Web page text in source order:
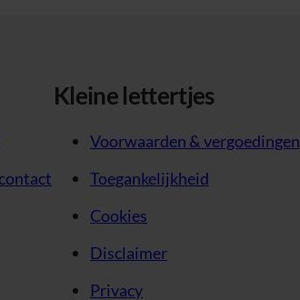
Kleine lettertjes
Voorwaarden & vergoedingen
Toegankelijkheid
Cookies
Disclaimer
Privacy